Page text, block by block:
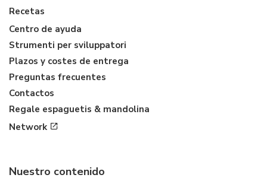
Recetas
Centro de ayuda
Strumenti per sviluppatori
Plazos y costes de entrega
Preguntas frecuentes
Contactos
Regale espaguetis & mandolina
Network
Nuestro contenido